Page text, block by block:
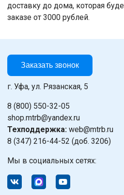
доставку до дома, которая
заказе от 3000 рублей.
Заказать звонок
г. Уфа, ул. Рязанская, 5
8 (800) 550-32-05
shop.mtrb@yandex.ru
Техподдержка: web@mtrb.ru
8 (347) 216-44-52 (доб. 3206)
Мы в социальных сетях: